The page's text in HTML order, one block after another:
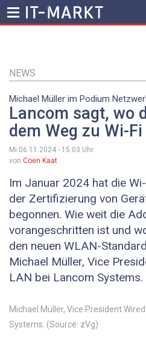
Inhalt
NEWS
Michael Müller im Podium
Lancom sagt, wo
dem Weg zu Wi-
Mi 06.11.2024 - 15:03 Uhr
von Coen Kaat
Im Januar 2024 hat die
der Zertifizierung von
begonnen. Wie weit die
vorangeschritten ist und
den neuen WLAN-
Michael Müller, Vice
LAN bei Lancom Systems.
Michael Müller, Vice President
Systems. (Source: zVg)